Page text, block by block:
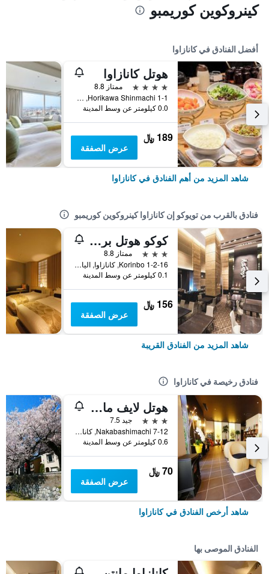
كينروكوين كوريمبو
أفضل الفنادق في كانازاوا
هوتل كانازاوا
4 نجوم
ممتاز 8.8
Horikawa Shinmachi 1-1, كانازاوا, اليابان
0.0 كيلومتر عن وسط المدينة
189 ﷼
عرض الصفقة
شاهد المزيد من أهم الفنادق في كانازاوا
فنادق بالقرب من تويوكو إن كانازاوا كينروكوين كوريمبو
كوكو هوتل بريميير كانازاوا كورينبو
3 نجوم
ممتاز 8.8
Korinbo 1-2-16, كانازاوا, اليابان
0.1 كيلومتر عن وسط المدينة
156 ﷼
عرض الصفقة
شاهد المزيد من الفنادق القريبة
فنادق رخيصة في كانازاوا
هوتل لايف ماكس كانازاوا إكيماي
3 نجوم
جيد 7.5
7-12 Nakabashimachi, كانازاوا, اليابان
0.6 كيلومتر عن وسط المدينة
70 ﷼
عرض الصفقة
شاهد أرخص الفنادق في كانازاوا
الفنادق الموصى بها